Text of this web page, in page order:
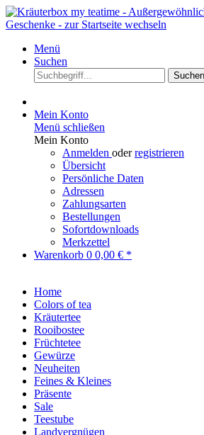
Menü
Suchen
Suchen
Mein Konto
Menü schließen
Mein Konto
Anmelden oderregistrieren
Übersicht
Persönliche Daten
Adressen
Zahlungsarten
Bestellungen
Sofortdownloads
Merkzettel
Warenkorb 0 0,00 € *
Home
Colors of tea
Kräutertee
Rooibostee
Früchtetee
Gewürze
Neuheiten
Feines & Kleines
Präsente
Sale
Teestube
Landvergnügen